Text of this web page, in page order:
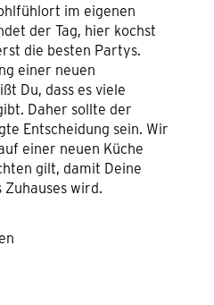
im eigenen
der Tag, hier kochst
die besten Partys.
einer neuen
Du, dass es viele
Daher sollte der
Entscheidung sein. Wir
einer neuen Küche
gilt, damit Deine
Zuhauses wird.